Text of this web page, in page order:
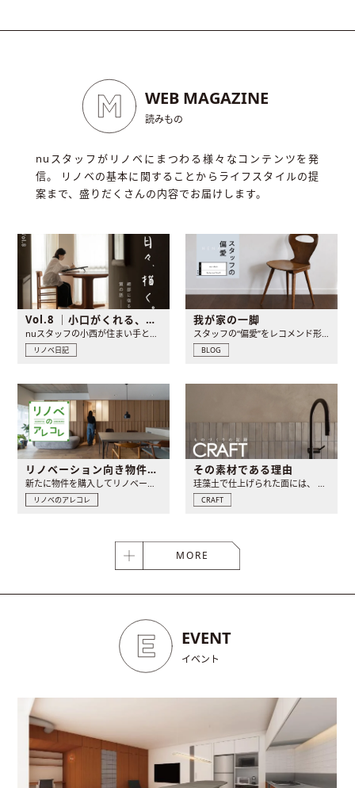
WEB MAGAZINE
読みもの
nuスタッフがリノベにまつわる様々なコンテンツを発
信。 リノベの基本に関することからライフスタイルの提
案まで、盛りだくさんの内容でお届けします。
Vol.8 ｜小口がくれる、余白と..
リノベ日記
我が家の一脚
BLOG
リノベーション向き物件とは？物件探..
リノベのアレコレ
その素材である理由
CRAFT
MORE
EVENT
イベント